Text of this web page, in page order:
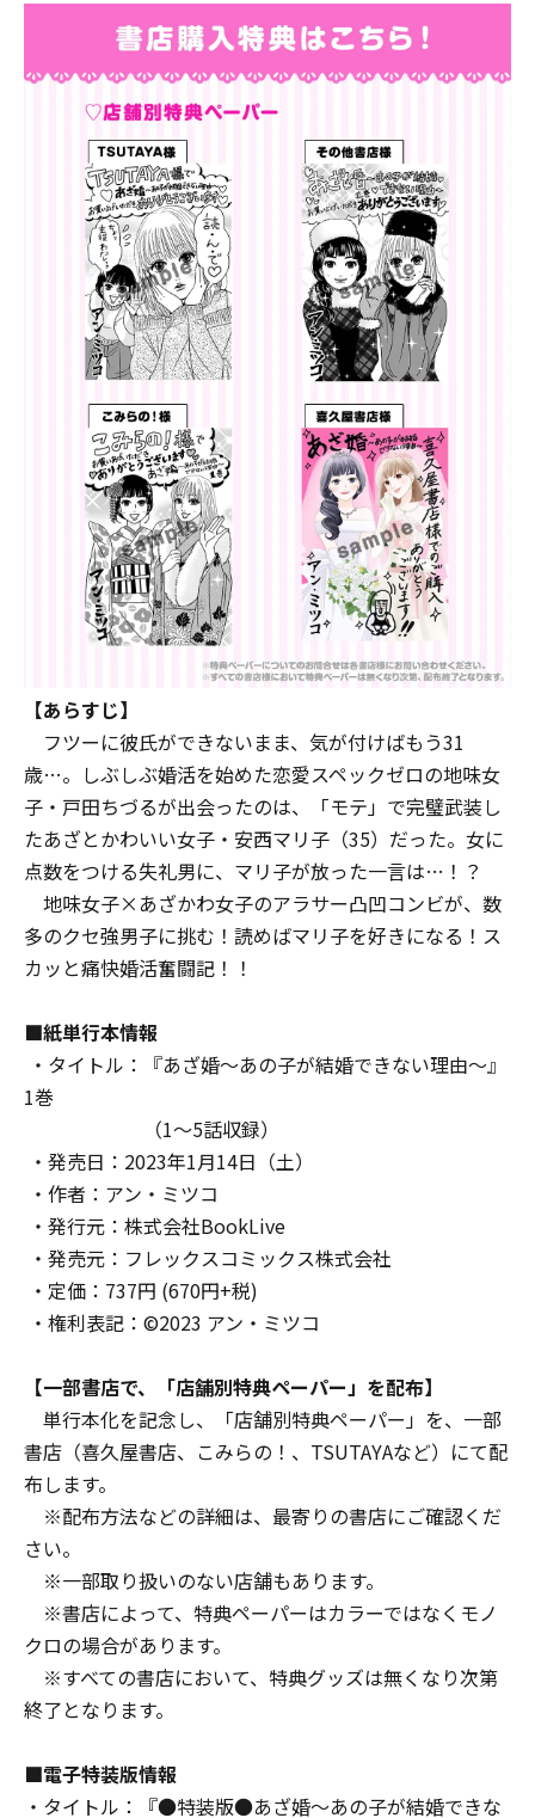
【あらすじ】
フツーに彼氏ができないまま、気が付けばもう31
歳…。しぶしぶ婚活を始めた恋愛スペックゼロの地味女
子・戸田ちづるが出会ったのは、「モテ」で完璧武装し
たあざとかわいい女子・安西マリ子（35）だった。女に
点数をつける失礼男に、マリ子が放った一言は…！？
地味女子×あざかわ女子のアラサー凸凹コンビが、数
多のクセ強男子に挑む！読めばマリ子を好きになる！ス
カッと痛快婚活奮闘記！！
■紙単行本情報
・タイトル：『あざ婚～あの子が結婚できない理由～』
1巻
（1～5話収録）
・発売日：2023年1月14日（土）
・作者：アン・ミツコ
・発行元：株式会社BookLive
・発売元：フレックスコミックス株式会社
・定価：737円 (670円+税)
・権利表記：©2023 アン・ミツコ
【一部書店で、「店舗別特典ペーパー」を配布】
単行本化を記念し、「店舗別特典ペーパー」を、一部
書店（喜久屋書店、こみらの！、TSUTAYAなど）にて配
布します。
※配布方法などの詳細は、最寄りの書店にご確認くだ
さい。
※一部取り扱いのない店舗もあります。
※書店によって、特典ペーパーはカラーではなくモノ
クロの場合があります。
※すべての書店において、特典グッズは無くなり次第
終了となります。
■電子特装版情報
・タイトル：『●特装版●あざ婚～あの子が結婚できな